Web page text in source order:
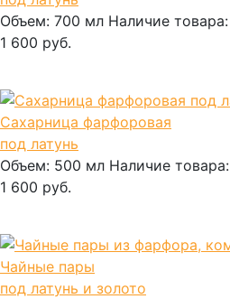
Объем: 700 мл Наличие товара:
1 600 руб.
Сахарница фарфоровая
под латунь
Объем: 500 мл Наличие товара:
1 600 руб.
Чайные пары
под латунь и золото